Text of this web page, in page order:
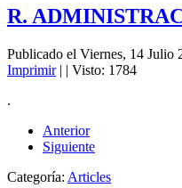
R.
Publicado el Viernes, 14 Julio
Imprimir| | Visto: 1784
.
Anterior
Siguiente
Categoría: Articles